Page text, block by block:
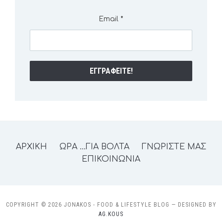
Email *
ΑΡΧΙΚΗ ΩΡΑ …ΓΙΑ ΒΟΛΤΑ
ΓΝΩΡΙΣΤΕ ΜΑΣ
ΕΠΙΚΟΙΝΩΝΙΑ
COPYRIGHT © 2026 JONAKOS - FOOD & LIFESTYLE BLOG — DESIGNED BY
AG.KOUS